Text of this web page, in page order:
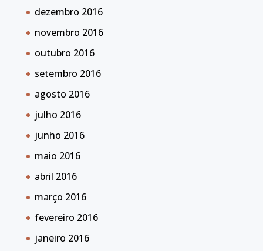
dezembro 2016
novembro 2016
outubro 2016
setembro 2016
agosto 2016
julho 2016
junho 2016
maio 2016
abril 2016
março 2016
fevereiro 2016
janeiro 2016